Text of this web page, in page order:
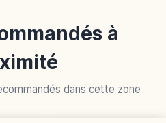
à
dans cette zone